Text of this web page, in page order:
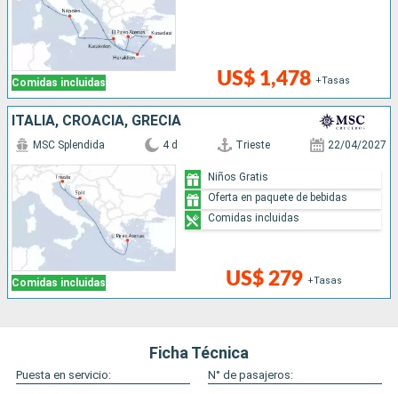
Comidas incluidas US$ 1,478 +Tasas
ITALIA, CROACIA, GRECIA
Comidas incluidas
MSC Splendida 4 d Trieste 22/04/2027
US$ 279 +Tasas
Niños Gratis
Oferta en paquete de bebidas
Comidas incluidas
Ficha Técnica
Puesta en servicio:
N° de pasajeros: